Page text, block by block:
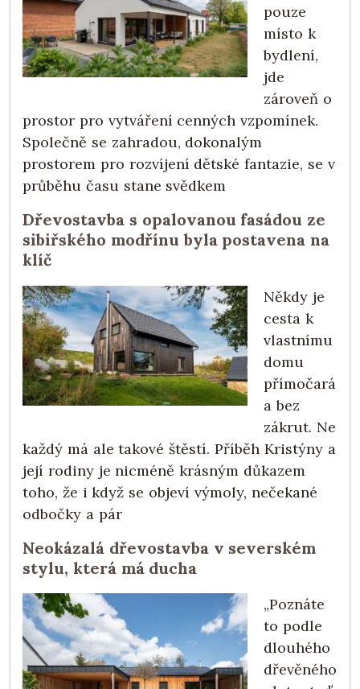
pouze
místo k
bydlení,
jde
zároveň o
prostor pro vytváření cenných vzpomínek.
Společně se zahradou, dokonalým
prostorem pro rozvíjení dětské fantazie, se v
průběhu času stane svědkem
Dřevostavba s opalovanou fasádou ze
sibiřského modřínu byla postavena na
klíč
Někdy je
cesta k
vlastnímu
domu
přímočará
a bez
zákrut. Ne
každý má ale takové štěstí. Příběh Kristýny a
její rodiny je nicméně krásným důkazem
toho, že i když se objeví výmoly, nečekané
odbočky a pár
Neokázalá dřevostavba v severském
stylu, která má ducha
„Poznáte
to podle
dlouhého
dřevěného